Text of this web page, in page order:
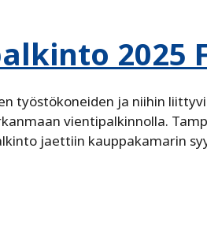
2025
työstökoneiden ja niihin
vientipalkinnolla.
jaettiin kauppakamarin